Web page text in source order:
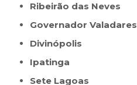
Ribeirão das Neves
Governador Valadares
Divinópolis
Ipatinga
Sete Lagoas